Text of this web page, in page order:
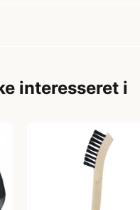
interesseret i